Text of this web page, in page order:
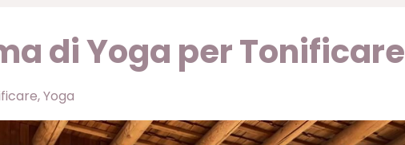
di Yoga per Tonificare
Yoga